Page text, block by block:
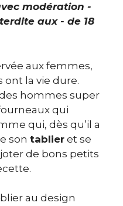
modération -
aux - de 18
aux femmes,
ont la vie dure.
hommes super
qui
qui, dès qu’il a
son tablier et se
de bons petits
au design